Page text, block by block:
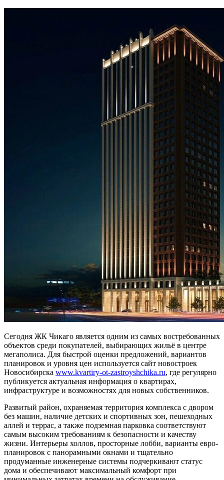
Сегодня ЖК Чикаго является одним из самых востребованных
объектов среди покупателей, выбирающих жильё в центре
мегаполиса. Для быстрой оценки предложений, вариантов
планировок и уровня цен используется сайт новостроек
Новосибирска www.kvartiry-ot-zastroyshchika.ru, где регулярно
публикуется актуальная информация о квартирах,
инфраструктуре и возможностях для новых собственников.
Развитый район, охраняемая территория комплекса с двором
без машин, наличие детских и спортивных зон, пешеходных
аллей и террас, а также подземная парковка соответствуют
самым высоким требованиям к безопасности и качеству
жизни. Интерьеры холлов, просторные лобби, варианты евро-
планировок с панорамными окнами и тщательно
продуманные инженерные системы подчеркивают статус
дома и обеспечивают максимальный комфорт при